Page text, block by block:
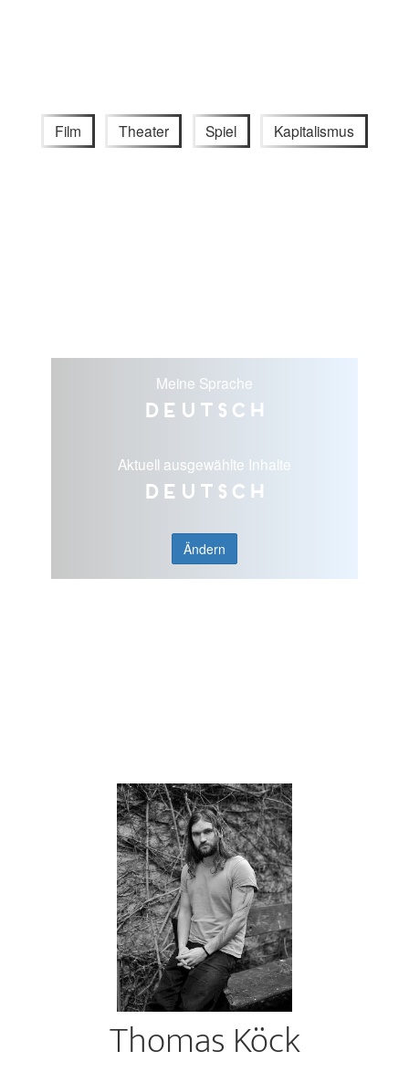
Film Theater Spiel Kapitalismus
Meine Sprache
Deutsch
Aktuell ausgewählte Inhalte
Deutsch
Ändern
Thomas Köck